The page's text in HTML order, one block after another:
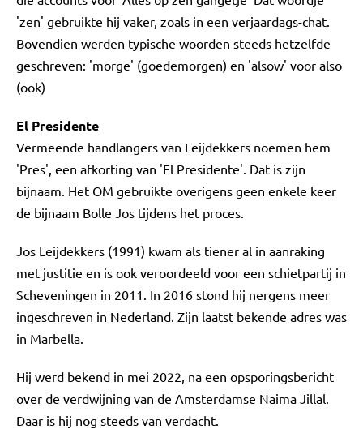
'zen' gebruikte hij vaker, zoals in een verjaardags-chat.
Bovendien werden typische woorden steeds hetzelfde
geschreven: 'morge' (goedemorgen) en 'alsow' voor also
(ook)
El Presidente
Vermeende handlangers van Leijdekkers noemen hem
'Pres', een afkorting van 'El Presidente'. Dat is zijn
bijnaam. Het OM gebruikte overigens geen enkele keer
de bijnaam Bolle Jos tijdens het proces.
Jos Leijdekkers (1991) kwam als tiener al in aanraking
met justitie en is ook veroordeeld voor een schietpartij in
Scheveningen in 2011. In 2016 stond hij nergens meer
ingeschreven in Nederland. Zijn laatst bekende adres was
in Marbella.
Hij werd bekend in mei 2022, na een opsporingsbericht
over de verdwijning van de Amsterdamse Naima Jillal.
Daar is hij nog steeds van verdacht.